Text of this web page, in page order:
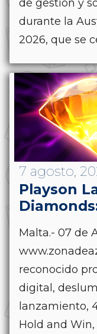
de gestión y
durante la
2026, que se
7 agosto,
Playson
Malta.- 07 de
reconocido
digital,
lanzamiento,
Hold and